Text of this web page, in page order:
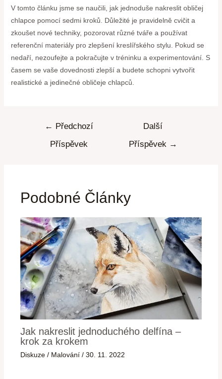
V tomto článku jsme se naučili, jak jednoduše nakreslit obličej
chlapce pomocí sedmi kroků. Důležité je pravidelně cvičit a
zkoušet nové techniky, pozorovat různé tváře a používat
referenční materiály pro zlepšení kreslířského stylu. Pokud se
nedaří, nezoufejte a pokračujte v tréninku a experimentování. S
časem se vaše dovednosti zlepší a budete schopni vytvořit
realistické a jedinečné obličeje chlapců.
← Předchozí
Příspěvek
Další
Příspěvek →
Podobné Články
Jak nakreslit jednoduchého delfína –
krok za krokem
Diskuze / Malování /30. 11. 2022